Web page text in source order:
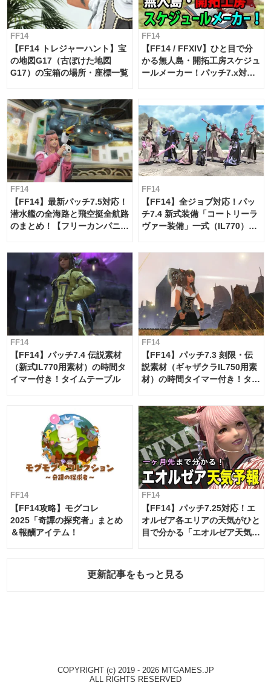
FF14
【FF14 トレジャーハント】宝
の地図G17（古ぼけた地図
G17）の宝箱の場所・座標一覧
FF14
【FF14 / FFXIV】ひと目で分
かる無人島・開拓工房スケジュ
ールメーカー！パッチ7.x対応
FF14
【FF14】最新パッチ7.5対応！
潜水艦の全海路と飛空挺全航路
のまとめ！【フリーカンパニ
FF14
【FF14】全ジョブ対応！パッ
チ7.4 新式装備「コートリーラ
ヴァー装備」一式（IL770）の
FF14
【FF14】パッチ7.4 伝説素材
（新式IL770用素材）の時間タ
イマー付き！タイムテーブル
FF14
【FF14】パッチ7.3 刻限・伝
説素材（ギャザクラIL750用素
材）の時間タイマー付き！タイ
FF14
【FF14攻略】モグコレ
2025「奇譚の探究者」まとめ
＆報酬アイテム！
FF14
【FF14】パッチ7.25対応！エ
オルゼア各エリアの天気がひと
目で分かる「エオルゼア天気予
更新記事をもっと見る
COPYRIGHT (c) 2019 - 2026 MTGAMES.JP
ALL RIGHTS RESERVED